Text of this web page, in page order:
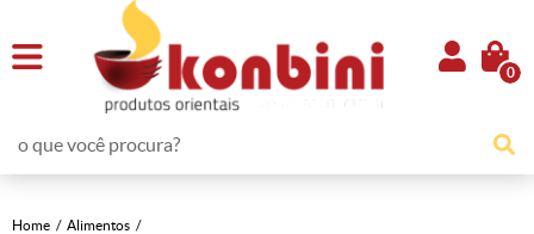
0
Home
Alimentos